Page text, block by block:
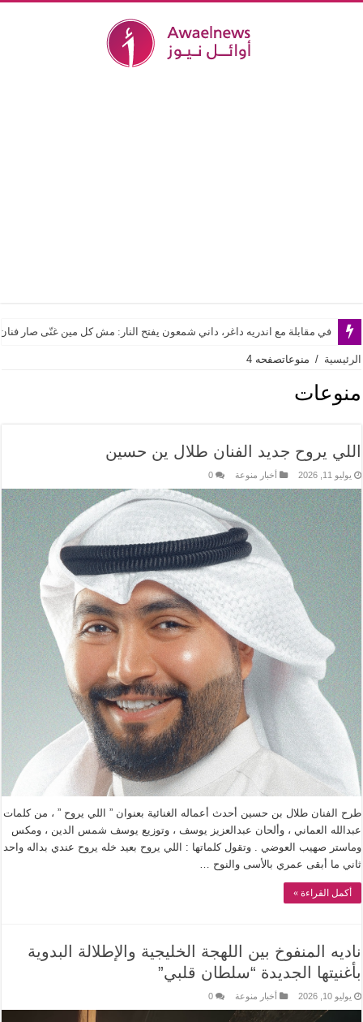
في مقابلة مع اندريه داغر، داني شمعون يفتح النار: مش كل مين غنّى صار
“L’Exotique Botanique”.. أسعد خلف يحوّل الطبيعة الاستوائية إلى قصيدة هوت كوتور
الرئيسية / منوعاتصفحه 4
منوعات
اللي يروح جديد الفنان طلال ين حسين
يوليو 11, 2026 أخبار منوعة 0
طرح الفنان طلال بن حسين أحدث أعماله الغنائية بعنوان ” اللي يروح ” ، من كلمات
عبدالله العماني ، وألحان عبدالعزيز يوسف ، وتوزيع يوسف شمس الدين ، ومكس
وماستر صهيب العوضي . وتقول كلماتها : اللي يروح بعيد خله يروح عندي بداله واحد
ثاني ما أبقى عمري بالأسى والنوح …
أكمل القراءة »
ناديه المنفوخ بين اللهجة الخليجية والإطلالة البدوية
بأغنيتها الجديدة “سلطان قلبي”
يوليو 10, 2026 أخبار منوعة 0